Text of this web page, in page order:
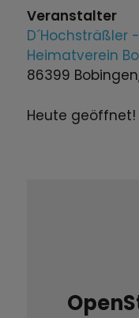
Heute geöffnet!
Veranstalter
Heimatverein
86399